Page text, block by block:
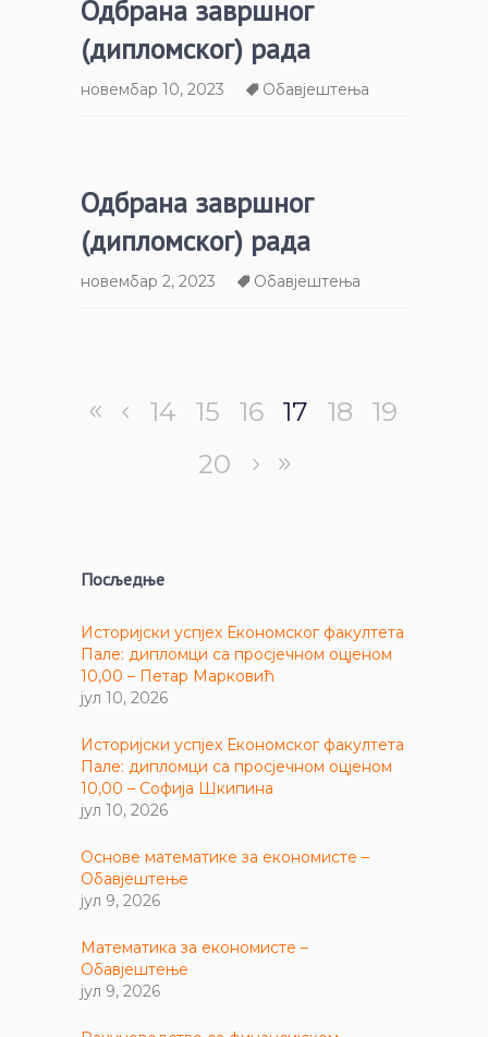
Одбрана завршног
(дипломског) рада
новембар 10, 2023 Обавјештења
Одбрана завршног
(дипломског) рада
новембар 2, 2023 Обавјештења
14 15 16 17 18
19
20
Посљедње
Историјски успјех Економског факултета
Пале: дипломци са просјечном оцјеном
10,00 – Петар Марковић
јул 10, 2026
Историјски успјех Економског факултета
Пале: дипломци са просјечном оцјеном
10,00 – Софија Шкипина
јул 10, 2026
Основе математике за економисте –
Обавјештење
јул 9, 2026
Математика за економисте –
Обавјештење
јул 9, 2026